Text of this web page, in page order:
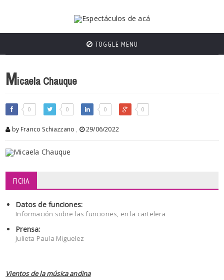
TOGGLE MENU
Micaela Chauque
0 0 0 0
by Franco Schiazzano , 29/06/2022
FICHA
Datos de funciones:
Información sobre las funciones, en la cartelera
Prensa:
Julieta Paula Miguelez
Vientos de la música andina